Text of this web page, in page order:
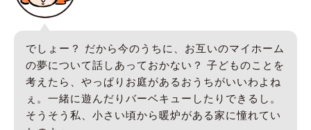
でしょー？ だから今のうちに、お互いのマイホーム
の夢について話しあっておかない？ 子どものことを
考えたら、やっぱりお庭があるおうちがいいわよね
ぇ。一緒に遊んだりバーベキューしたりできるし。
そうそう私、小さい頃から暖炉がある家に憧れてい